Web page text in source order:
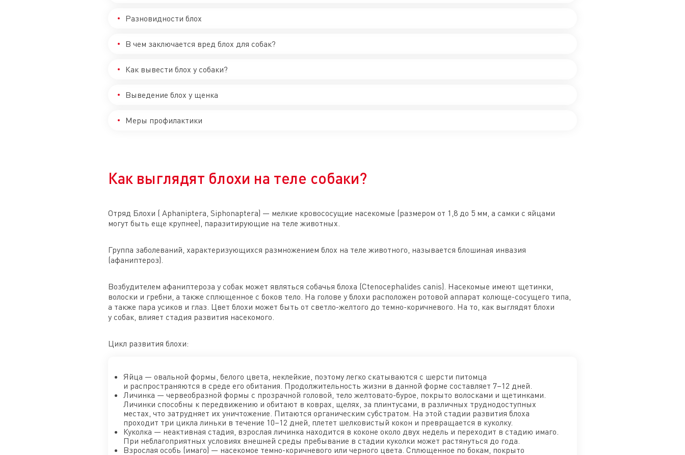
Разновидности блох
В чем заключается вред блох для собак?
Как вывести блох у собаки?
Выведение блох у щенка
Меры профилактики
Как выглядят блохи на теле собаки?
Отряд Блохи ( Aphaniptera, Siphonaptera) — мелкие кровососущие насекомые (размером от 1,8 до 5 мм, а самки с яйцами
могут быть еще крупнее), паразитирующие на теле животных.
Группа заболеваний, характеризующихся размножением блох на теле животного, называется блошиная инвазия
(афаниптероз).
Возбудителем афаниптероза у собак может являться собачья блоха (Ctenocephalides canis). Насекомые имеют щетинки,
волоски и гребни, а также сплющенное с боков тело. На голове у блохи расположен ротовой аппарат колюще-сосущего типа,
а также пара усиков и глаз. Цвет блохи может быть от светло-желтого до темно-коричневого. На то, как выглядят блохи
у собак, влияет стадия развития насекомого.
Цикл развития блохи:
Яйца — овальной формы, белого цвета, неклейкие, поэтому легко скатываются с шерсти питомца
и распространяются в среде его обитания. Продолжительность жизни в данной форме составляет 7–12 дней.
Личинка — червеобразной формы с прозрачной головой, тело желтовато-бурое, покрыто волосками и щетинками.
Личинки способны к передвижению и обитают в коврах, щелях, за плинтусами, в различных труднодоступных
местах, что затрудняет их уничтожение. Питаются органическим субстратом. На этой стадии развития блоха
проходит три цикла линьки в течение 10–12 дней, плетет шелковистый кокон и превращается в куколку.
Куколка — неактивная стадия, взрослая личинка находится в коконе около двух недель и переходит в стадию имаго.
При неблагоприятных условиях внешней среды пребывание в стадии куколки может растянуться до года.
Взрослая особь (имаго) — насекомое темно-коричневого или черного цвета. Сплющенное по бокам, покрыто